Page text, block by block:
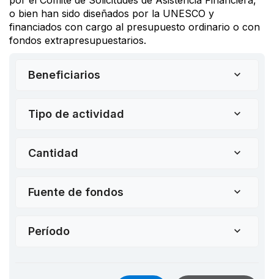
o bien han sido diseñados por la UNESCO y
financiados con cargo al presupuesto ordinario o con
fondos extrapresupuestarios.
Beneficiarios
Tipo de actividad
Cantidad
Fuente de fondos
Período